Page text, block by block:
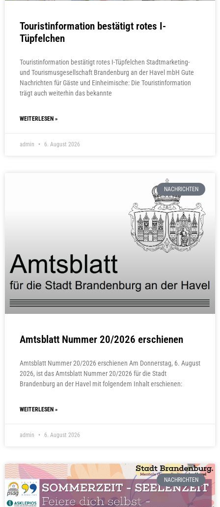
Touristinformation bestätigt rotes I-
Tüpfelchen
Touristinformation bestätigt rotes I-Tüpfelchen Stadtmarketing-
und Tourismusgesellschaft Brandenburg an der Havel mbH Gute
Nachrichten für Gäste und Einheimische: Die Touristinformation
trägt auch weiterhin das bekannte
WEITERLESEN »
admin 6. August 2026
NACHRICHTEN
Amtsblatt Nummer 20/2026 erschienen
Amtsblatt Nummer 20/2026 erschienen Am Donnerstag, 6. August
2026, ist das Amtsblatt Nummer 20/2026 für die Stadt
Brandenburg an der Havel mit folgendem Inhalt erschienen:
WEITERLESEN »
admin 6. August 2026
NACHRICHTEN